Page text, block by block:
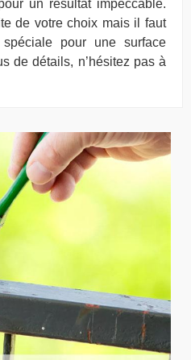
un résultat impeccable.
de votre choix mais il faut
pour une surface
de détails, n’hésitez pas à